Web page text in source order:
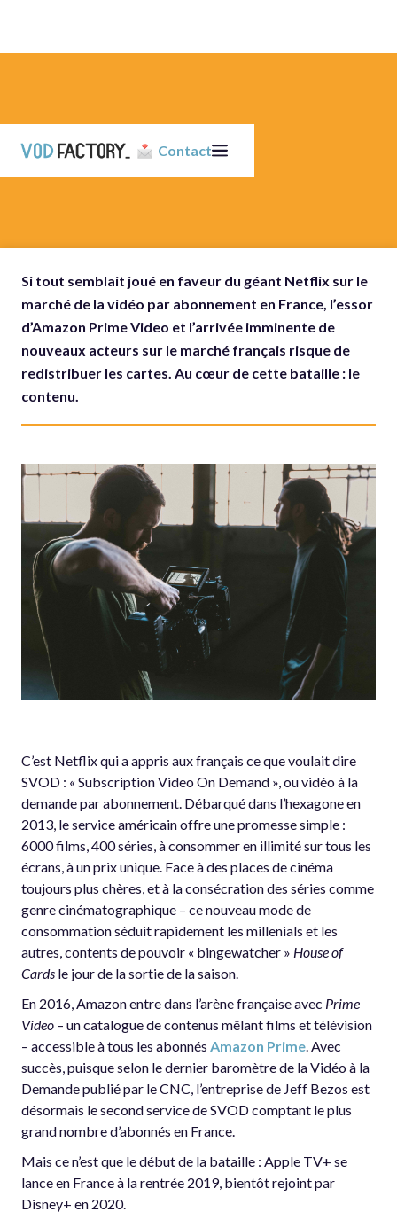
Contact
Si tout semblait joué en faveur du géant Netflix sur le
marché de la vidéo par abonnement en France, l’essor
d’Amazon Prime Video et l’arrivée imminente de
nouveaux acteurs sur le marché français risque de
redistribuer les cartes. Au cœur de cette bataille : le
contenu.
C’est Netflix qui a appris aux français ce que voulait dire
SVOD : « Subscription Video On Demand », ou vidéo à la
demande par abonnement. Débarqué dans l’hexagone en
2013, le service américain offre une promesse simple :
6000 films, 400 séries, à consommer en illimité sur tous les
écrans, à un prix unique. Face à des places de cinéma
toujours plus chères, et à la consécration des séries comme
genre cinématographique – ce nouveau mode de
consommation séduit rapidement les millenials et les
autres, contents de pouvoir « bingewatcher » House of
Cards le jour de la sortie de la saison.
En 2016, Amazon entre dans l’arène française avec Prime
Video – un catalogue de contenus mêlant films et télévision
– accessible à tous les abonnés Amazon Prime . Avec
succès, puisque selon le dernier baromètre de la Vidéo à la
Demande publié par le CNC, l’entreprise de Jeff Bezos est
désormais le second service de SVOD comptant le plus
grand nombre d’abonnés en France.
Mais ce n’est que le début de la bataille : Apple TV+ se
lance en France à la rentrée 2019, bientôt rejoint par
Disney+ en 2020.